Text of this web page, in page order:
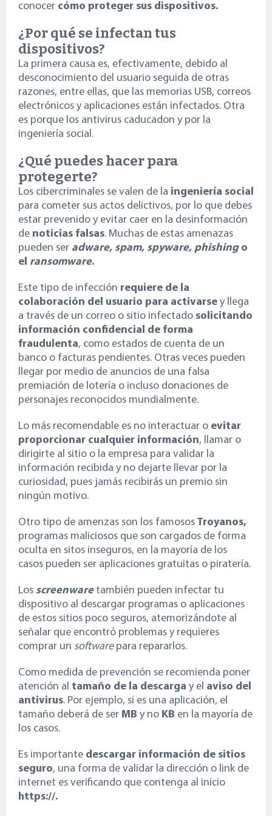
conocer cómo proteger sus dispositivos.
¿Por qué se infectan tus
dispositivos?
La primera causa es, efectivamente, debido al
desconocimiento del usuario seguida de otras
razones, entre ellas, que las memorias USB, correos
electrónicos y aplicaciones están infectados. Otra
es porque los antivirus caducadon y por la
ingeniería social.
¿Qué puedes hacer para
protegerte?
Los cibercriminales se valen de la ingeniería social
para cometer sus actos delictivos, por lo que debes
estar prevenido y evitar caer en la desinformación
de noticias falsas. Muchas de estas amenazas
pueden ser adware, spam, spyware, phishingo
el ransomware.
Este tipo de infección requiere de la
colaboración del usuario para activarse y llega
a través de un correo o sitio infectado solicitando
información confidencial de forma
fraudulenta, como estados de cuenta de un
banco o facturas pendientes. Otras veces pueden
llegar por medio de anuncios de una falsa
premiación de lotería o incluso donaciones de
personajes reconocidos mundialmente.
Lo más recomendable es no interactuar o evitar
proporcionar cualquier información, llamar o
dirigirte al sitio o la empresa para validar la
información recibida y no dejarte llevar por la
curiosidad, pues jamás recibirás un premio sin
ningún motivo.
Otro tipo de amenzas son los famosos Troyanos,
programas maliciosos que son cargados de forma
oculta en sitos inseguros, en la mayoría de los
casos pueden ser aplicaciones gratuitas o piratería.
Los screenware también pueden infectar tu
dispositivo al descargar programas o aplicaciones
de estos sitios poco seguros, atemorizándote al
señalar que encontró problemas y requieres
comprar un softwarepara repararlos.
Como medida de prevención se recomienda poner
atención al tamaño de la descarga y el aviso del
antivirus. Por ejemplo, si es una aplicación, el
tamaño deberá de ser MB y no KB en la mayoría de
los casos.
Es importante descargar información de sitios
seguro, una forma de validar la dirección o link de
internet es verificando que contenga al inicio
https://.